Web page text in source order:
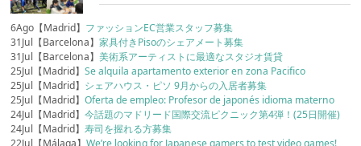
6Ago【Madrid】 ファッションEC営業スタッフ募集
31Jul【Barcelona】家具付きPisoのシェアメート募集
31Jul【Barcelona】美術系アーティストに最適なスタジオ賃貸
25Jul【Madrid】Se alquila apartamento exterior en zona Pacifico
25Jul【Madrid】 シェアハウス・ピソ 9月からの入居者募集
25Jul【Madrid】Oferta de empleo: Profesor de japonés idioma materno
24Jul【Madrid】今話題のマドリード国際交流ピクニック第4弾！(25日開催)
24Jul【Madrid】寿司を握れる方募集
22Jul【Málaga】We’re looking for Japanese gamers to test video games!